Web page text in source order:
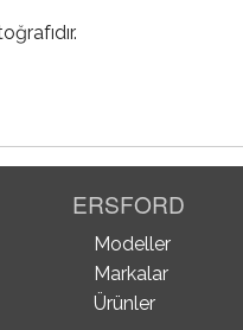
ERSFORD
Modeller
Markalar
Ürünler